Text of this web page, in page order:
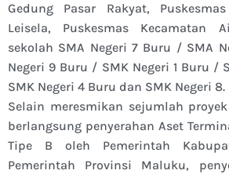
Gedung Pasar Rakyat,
Leisela, Puskesmas Kecamatan
sekolah SMA Negeri 7 Buru / SMA
Negeri 9 Buru / SMK Negeri 1 Buru /
SMK Negeri 4 Buru dan SMK Negeri 8.
Selain meresmikan sejumlah
berlangsung penyerahan Aset
Tipe B oleh Pemerintah
Pemerintah Provinsi Maluku,